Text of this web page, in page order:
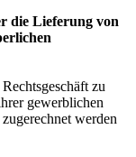
die Lieferung von
zu
gewerblichen
werden